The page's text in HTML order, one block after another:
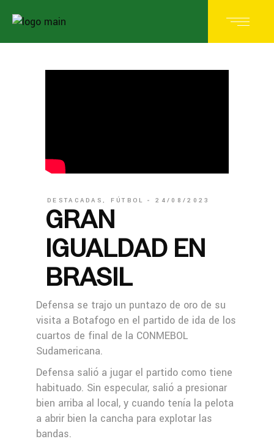
DESTACADAS , FÚTBOL 24/08/2023
GRAN
IGUALDAD EN
BRASIL
Defensa se trajo un puntazo de oro de su
visita a Botafogo en el partido de ida de los
cuartos de final de la CONMEBOL
Sudamericana.
Defensa salió a jugar el partido como tiene
habituado. Sin especular, salió a presionar
bien arriba al local, y cuando tenía la pelota
a abrir bien la cancha para explotar las
bandas.